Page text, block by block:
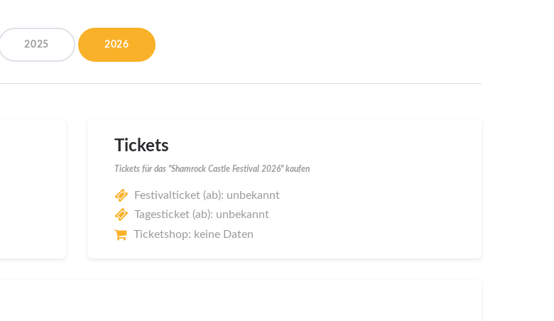
2025 2026
Tickets
Tickets für das "Shamrock Castle Festival 2026" kaufen
Festivalticket (ab): unbekannt
Tagesticket (ab): unbekannt
Ticketshop: keine Daten